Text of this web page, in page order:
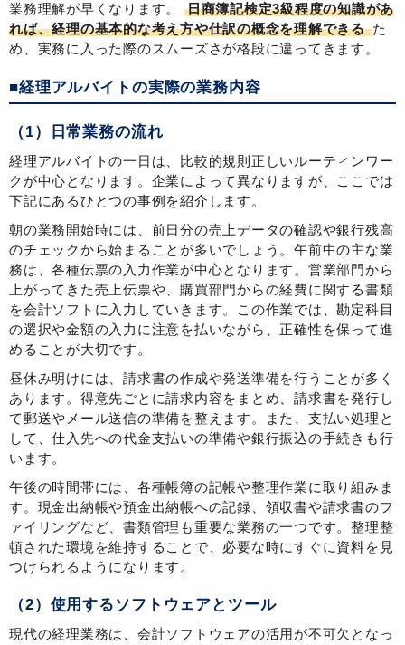
業務理解が早くなります。
日商簿記検定3級程度の知識があ
れば、経理の基本的な考え方や仕訳の概念を理解できるた
め、実務に入った際のスムーズさが格段に違ってきます。
■経理アルバイトの実際の業務内容
（1）日常業務の流れ
経理アルバイトの一日は、比較的規則正しいルーティンワー
クが中心となります。企業によって異なりますが、ここでは
下記にあるひとつの事例を紹介します。
朝の業務開始時には、前日分の売上データの確認や銀行残高
のチェックから始まることが多いでしょう。午前中の主な業
務は、各種伝票の入力作業が中心となります。営業部門から
上がってきた売上伝票や、購買部門からの経費に関する書類
を会計ソフトに入力していきます。この作業では、勘定科目
の選択や金額の入力に注意を払いながら、正確性を保って進
めることが大切です。
昼休み明けには、請求書の作成や発送準備を行うことが多く
あります。得意先ごとに請求内容をまとめ、請求書を発行し
て郵送やメール送信の準備を整えます。また、支払い処理と
して、仕入先への代金支払いの準備や銀行振込の手続きも行
います。
午後の時間帯には、各種帳簿の記帳や整理作業に取り組みま
す。現金出納帳や預金出納帳への記録、領収書や請求書のフ
ァイリングなど、書類管理も重要な業務の一つです。整理整
頓された環境を維持することで、必要な時にすぐに資料を見
つけられるようになります。
（2）使用するソフトウェアとツール
現代の経理業務は、会計ソフトウェアの活用が不可欠となっ